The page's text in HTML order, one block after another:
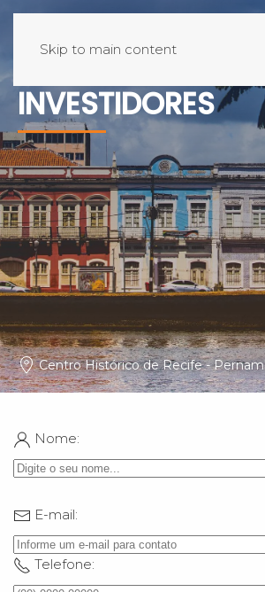
Skip to main content
OR M U R I
O
INVESTIDORES
Centro Histórico de Recife -
Nome:
E-mail:
Telefone: